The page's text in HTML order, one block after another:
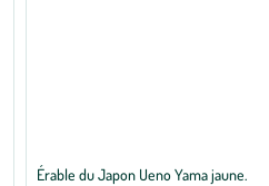
Érable du Japon Ueno Yama jaune.